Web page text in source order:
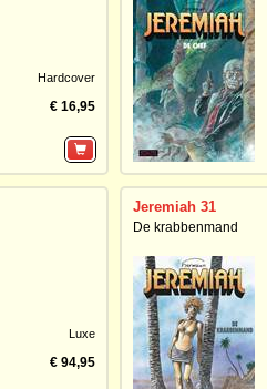
Hardcover
€ 16,95
Luxe
€ 94,95
Jeremiah 31
De krabbenmand